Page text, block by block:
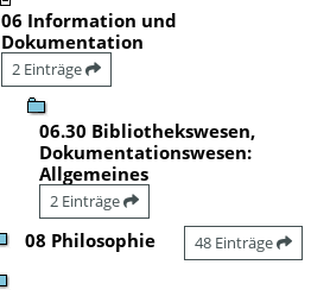
06 Information und
Dokumentation
2 Einträge
06.30 Bibliothekswesen,
Dokumentationswesen:
Allgemeines
2 Einträge
08 Philosophie 48 Einträge